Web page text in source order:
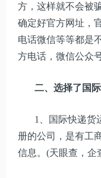
方，这样就不会被
确定好官方网址，
电话微信等等都是
方电话，微信公众
二、选择了国
1、国际快递货
册的公司，是有工
信息。(天眼查，企